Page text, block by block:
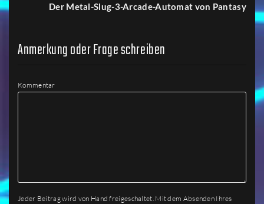
Der Metal-Slug-3-Arcade-Automat von Pantasy
Anmerkung oder Frage schreiben
Kommentar
Jeder Beitrag wird von Hand freigeschaltet. Mit dem Absenden Ihres